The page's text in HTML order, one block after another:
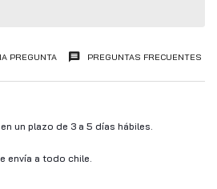
PREGUNTA PREGUNTAS FRECUENTES
un plazo de 3 a 5 días hábiles.
envía a todo chile.